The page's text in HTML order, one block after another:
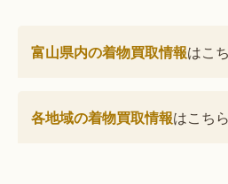
富山県内の着物買取情報はこ
各地域の着物買取情報はこちら